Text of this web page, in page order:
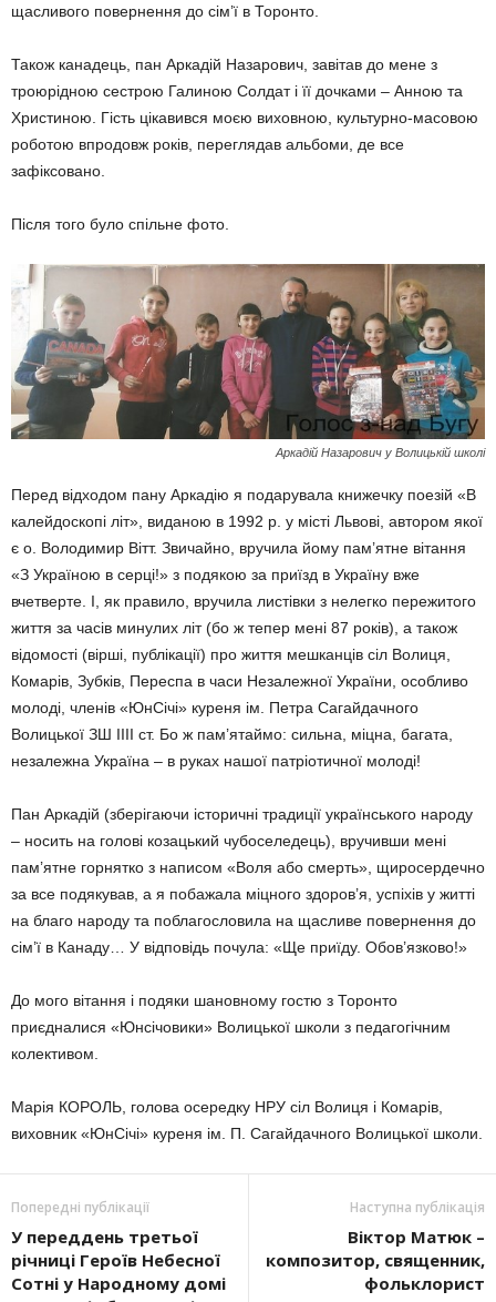
щасливого повернення до сім’ї в Торонто.
Також канадець, пан Аркадій Назарович, завітав до мене з
троюрідною сестрою Галиною Солдат і її дочками – Анною та
Христиною. Гість цікавився моєю виховною, культурно-масовою
роботою впродовж років, переглядав альбоми, де все
зафіксовано.
Після того було спільне фото.
Аркадій Назарович у Волицькій школі
Перед відходом пану Аркадію я подарувала книжечку поезій «В
калейдоскопі літ», виданою в 1992 р. у місті Львові, автором якої
є о. Володимир Вітт. Звичайно, вручила йому пам’ятне вітання
«З Україною в серці!» з подякою за приїзд в Україну вже
вчетверте. І, як правило, вручила листівки з нелегко пережитого
життя за часів минулих літ (бо ж тепер мені 87 років), а також
відомості (вірші, публікації) про життя мешканців сіл Волиця,
Комарів, Зубків, Переспа в часи Незалежної України, особливо
молоді, членів «ЮнСічі» куреня ім. Петра Сагайдачного
Волицької ЗШ ІІІІ ст. Бо ж пам’ятаймо: сильна, міцна, багата,
незалежна Україна – в руках нашої патріотичної молоді!
Пан Аркадій (зберігаючи історичні традиції українського народу
– носить на голові козацький чубоселедець), вручивши мені
пам’ятне горнятко з написом «Воля або смерть», щиросердечно
за все подякував, а я побажала міцного здоров’я, успіхів у житті
на благо народу та поблагословила на щасливе повернення до
сім’ї в Канаду… У відповідь почула: «Ще приїду. Обов’язково!»
До мого вітання і подяки шановному гостю з Торонто
приєдналися «Юнсічовики» Волицької школи з педагогічним
колективом.
Марія КОРОЛЬ, голова осередку НРУ сіл Волиця і Комарів,
виховник «ЮнСічі» куреня ім. П. Сагайдачного Волицької школи.
Попередні публікації
У переддень третьої
річниці Героїв Небесної
Сотні у Народному домі
Наступна публікація
Віктор Матюк –
композитор, священник,
фольклорист